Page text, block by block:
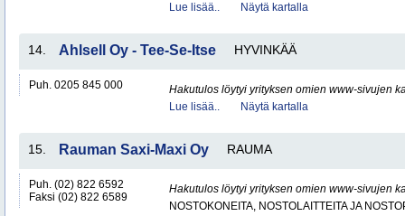
Lue lisää..
Näytä kartalla
14. Ahlsell Oy - Tee-Se-Itse HYVINKÄÄ
Puh. 0205 845 000
Hakutulos löytyi yrityksen omien www-sivujen
Lue lisää..
Näytä kartalla
15. Rauman Saxi-Maxi Oy RAUMA
Puh. (02) 822 6592
Faksi (02) 822 6589
Hakutulos löytyi yrityksen omien www-sivujen
NOSTOKONEITA, NOSTOLAITTEITA JA